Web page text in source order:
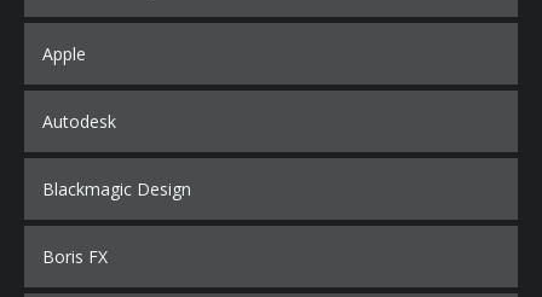
Apple
Autodesk
Blackmagic Design
Boris FX